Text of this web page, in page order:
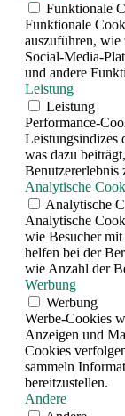
Funktionale
Funktionale
auszuführen, wie
Social-Media-
und andere
Leistung
Leistung
Performance-
Leistungsindizes
was dazu
Benutzererlebnis
Analytische
Analytische
Analytische
wie Besucher
helfen bei der
wie Anzahl der
Werbung
Werbung
Werbe-Cookies
Anzeigen und
Cookies
sammeln
bereitzustellen.
Andere